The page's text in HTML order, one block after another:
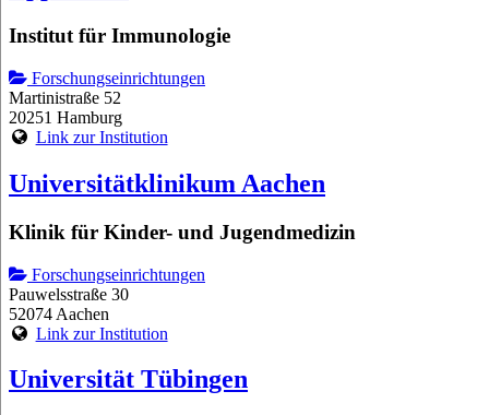
Institut für Immunologie
Forschungseinrichtungen
Martinistraße 52
20251 Hamburg
Link zur Institution
Universitätklinikum Aachen
Klinik für Kinder- und Jugendmedizin
Forschungseinrichtungen
Pauwelsstraße 30
52074 Aachen
Link zur Institution
Universität Tübingen